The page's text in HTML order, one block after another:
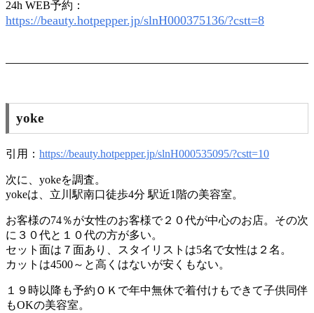
24h WEB予約：
https://beauty.hotpepper.jp/slnH000375136/?cstt=8
yoke
引用： https://beauty.hotpepper.jp/slnH000535095/?cstt=10
次に、yokeを調査。
yokeは、立川駅南口徒歩4分 駅近1階の美容室。
お客様の74％が女性のお客様で２０代が中心のお店。その次
に３０代と１０代の方が多い。
セット面は７面あり、スタイリストは5名で女性は２名。
カットは4500～と高くはないが安くもない。
１９時以降も予約ＯＫで年中無休で着付けもできて子供同伴
もOKの美容室。